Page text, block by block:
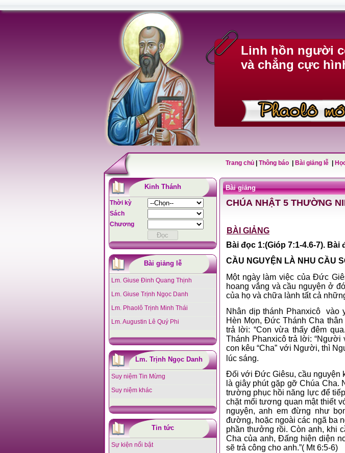
Linh hồn người
và chẳng cực
Trang chủ Thông báo Bài giảng lễ
Kinh Thánh
Thời kỳ
Sách
Chương
Bài giảng lễ
Lm. Giuse Đinh Quang Thịnh
Lm. Giuse Trịnh Ngọc Danh
Lm. Phaolô Trịnh Minh Thái
Lm. Augustin Lê Quý Phi
Lm. Trịnh Ngọc Danh
Suy niệm Tin Mừng
Suy niệm khác
Tin tức
Sự kiện nổi bật
Bài giảng
CHÚA NHẬT 5 THƯỜNG
BÀI GIẢNG
Bài đọc 1:(Gióp 7:1-4.6-7). Bài
CẦU NGUYỆN LÀ NHU CẦU
Một ngày làm việc của Đức
hoang vắng và cầu nguyện ở
của họ và chữa lành tất cả
Nhân dịp thánh Phanxicô vào
Hèn Mọn, Đức Thánh Cha
trả lời: “Con vừa thấy đêm
Thánh Phanxicô trả lời: “Người
con kêu “Cha” với Người, thì
lúc sáng.
Đối với Đức Giêsu, cầu nguyện
là giây phút gặp gỡ Chúa Cha.
trường phục hồi năng lực để
chặt mối tương quan mật thiết
nguyện, anh em đừng như
đường, hoặc ngoài các ngã ba
phần thưởng rồi. Còn anh, khi
Cha của anh, Đấng hiện diện
sẽ trả công cho anh.”( Mt 6:5-6)